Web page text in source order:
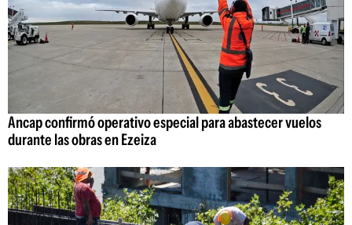
Ancap confirmó operativo especial para abastecer vuelos
durante las obras en Ezeiza